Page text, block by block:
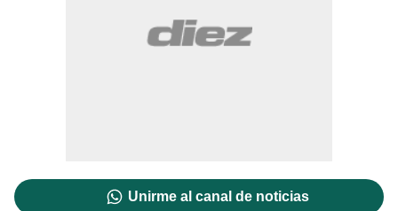
Unirme al canal de noticias